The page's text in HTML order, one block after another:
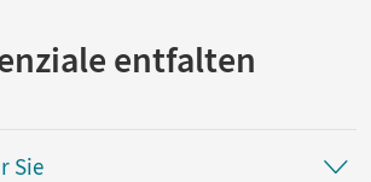
entfalten
Sie